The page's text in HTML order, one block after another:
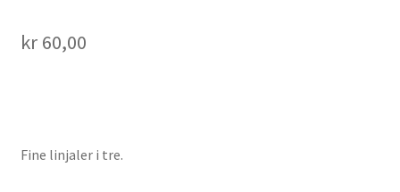
kr60,00
Fine linjaler i tre.